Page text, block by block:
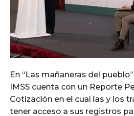
En “Las mañaneras del
IMSS cuenta con un Reporte
Cotización en el cual las y los
tener acceso a sus registros